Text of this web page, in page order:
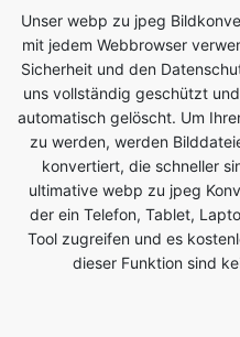
automatisch gelöscht. Um
zu werden, werden
konvertiert, die schneller
ultimative webp zu jpeg
der ein Telefon, Tablet,
Tool zugreifen und es
dieser Funktion sind